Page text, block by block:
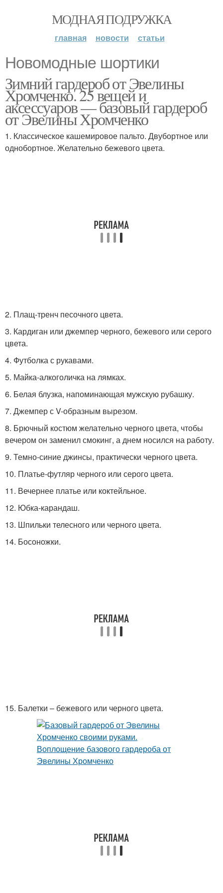
МОДНАЯ ПОДРУЖКА
главная новости статьи
Новомодные шортики
Зимний гардероб от Эвелины
Хромченко. 25 вещей и
аксессуаров — базовый гардероб
от Эвелины Хромченко
1. Классическое кашемировое пальто. Двубортное или
однобортное. Желательно бежевого цвета.
2. Плащ-тренч песочного цвета.
3. Кардиган или джемпер черного, бежевого или серого
цвета.
4. Футболка с рукавами.
5. Майка-алкоголичка на лямках.
6. Белая блузка, напоминающая мужскую рубашку.
7. Джемпер с V-образным вырезом.
8. Брючный костюм желательно черного цвета, чтобы
вечером он заменил смокинг, а днем носился на работу.
9. Темно-синие джинсы, практически черного цвета.
10. Платье-футляр черного или серого цвета.
11. Вечернее платье или коктейльное.
12. Юбка-карандаш.
13. Шпильки телесного или черного цвета.
14. Босоножки.
15. Балетки – бежевого или черного цвета.